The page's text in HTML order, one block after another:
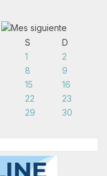
S
D
1
2
8
9
15
16
22
23
29
30